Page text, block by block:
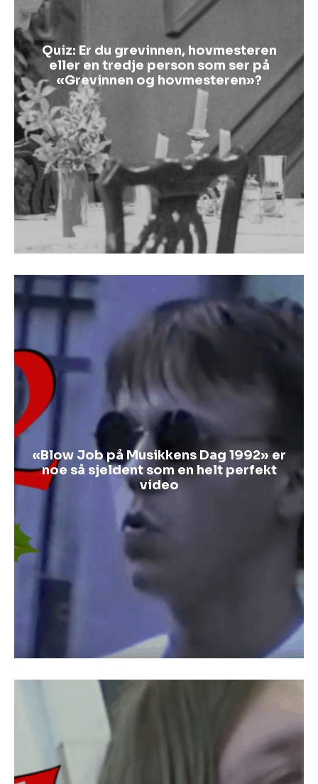
Quiz: Er du grevinnen, hovmesteren
eller en tredje person som ser på
«Grevinnen og hovmesteren»?
«Blow Job på Musikkens Dag 1992» er
noe så sjeldent som en helt perfekt
video